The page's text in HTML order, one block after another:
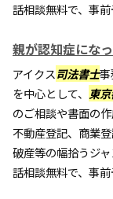
話相談無料で、事前
親が認知症にな
アイクス司法書士
を中心として、 東
のご相談や書面の作
不動産登記、商業
破産等の幅拾うジ
話相談無料で、事前